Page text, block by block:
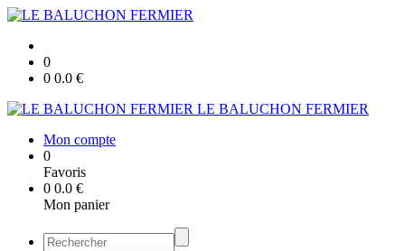
0
0 0.0 €
LE BALUCHON FERMIER
Mon compte
0
Favoris
0 0.0 €
Mon panier